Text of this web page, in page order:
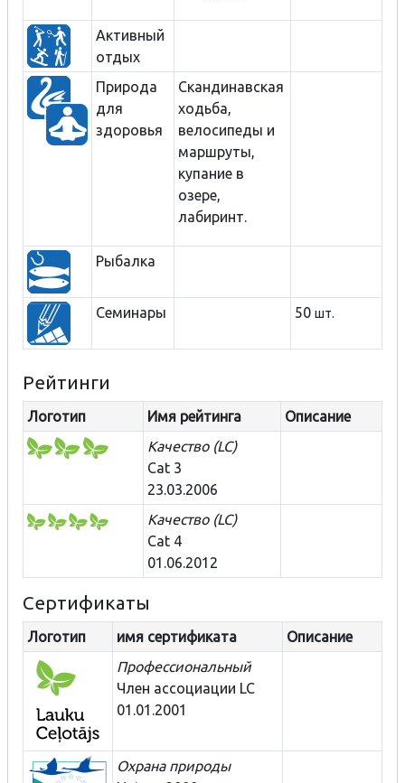
Активный
отдых
Природа
для
здоровья
Cкандинавская
ходьба,
велосипеды и
маршруты,
купание в
озере,
лабиринт.
Рыбалка
Семинары 50 шт.
Рейтинги
Логотип Имя рейтинга
Описание
Качество (LC)
Cat 3
23.03.2006
Качество (LC)
Cat 4
01.06.2012
Сертификаты
Логотип имя сертификата
Описание
Профессиональный
Член ассоциации LC
01.01.2001
Охрана природы